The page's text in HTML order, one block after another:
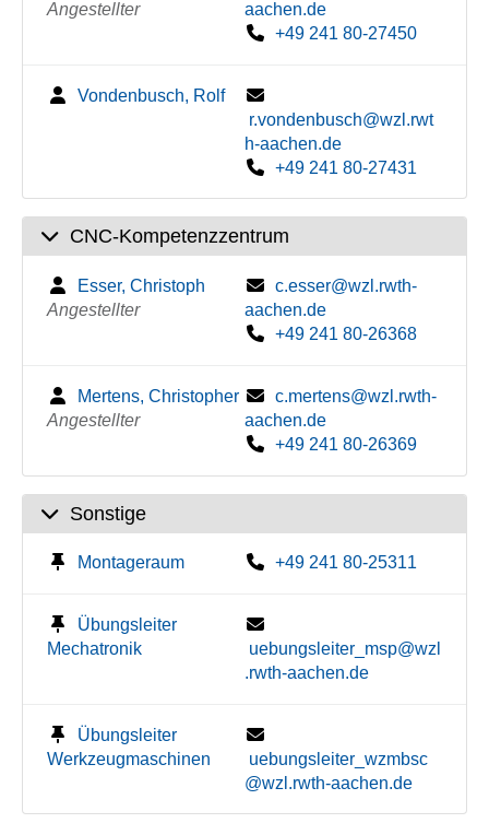
Angestellter
aachen.de
+49 241 80-27450
Vondenbusch, Rolf
r.vondenbusch@wzl.rwt
h-aachen.de
+49 241 80-27431
CNC-Kompetenzzentrum
Esser, Christoph
Angestellter
c.esser@wzl.rwth-
aachen.de
+49 241 80-26368
Mertens, Christopher
Angestellter
c.mertens@wzl.rwth-
aachen.de
+49 241 80-26369
Sonstige
Montageraum +49 241 80-25311
Übungsleiter
Mechatronik
uebungsleiter_msp@wzl
.rwth-aachen.de
Übungsleiter
Werkzeugmaschinen
uebungsleiter_wzmbsc
@wzl.rwth-aachen.de